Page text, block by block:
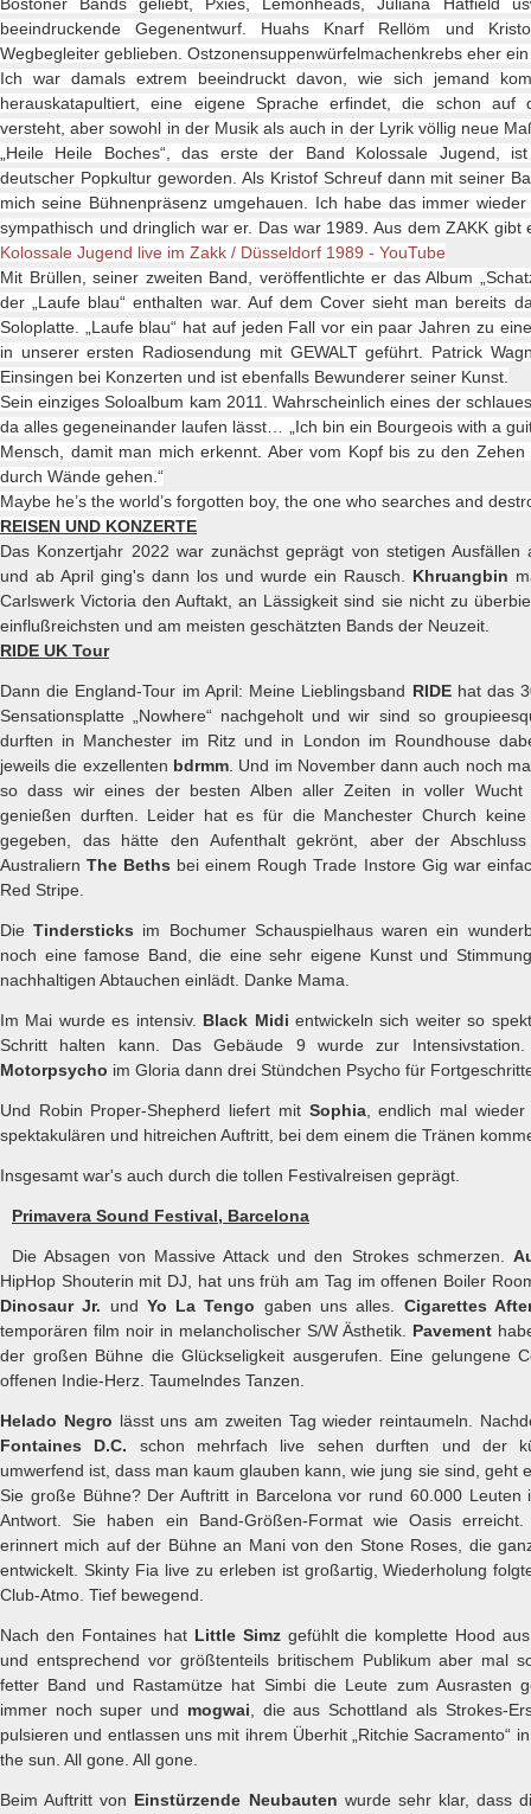
Bostoner Bands geliebt, Pxies, Lemonheads, Juliana Hatfield
beeindruckende Gegenentwurf. Huahs Knarf Rellöm und
Wegbegleiter geblieben. Ostzonensuppenwürfelmachenkrebs eher
Ich war damals extrem beeindruckt davon, wie sich jemand
herauskatapultiert, eine eigene Sprache erfindet, die schon auf
versteht, aber sowohl in der Musik als auch in der Lyrik völlig neue
„Heile Heile Boches“, das erste der Band Kolossale Jugend,
deutscher Popkultur geworden. Als Kristof Schreuf dann mit seiner
mich seine Bühnenpräsenz umgehauen. Ich habe das immer
sympathisch und dringlich war er. Das war 1989. Aus dem ZAKK gibt
Kolossale Jugend live im Zakk / Düsseldorf 1989 - YouTube
Mit Brüllen, seiner zweiten Band, veröffentlichte er das Album
der „Laufe blau“ enthalten war. Auf dem Cover sieht man bereits
Soloplatte. „Laufe blau“ hat auf jeden Fall vor ein paar Jahren zu
in unserer ersten Radiosendung mit GEWALT geführt. Patrick
Einsingen bei Konzerten und ist ebenfalls Bewunderer seiner Kunst.
Sein einziges Soloalbum kam 2011. Wahrscheinlich eines der
da alles gegeneinander laufen lässt… „Ich bin ein Bourgeois with a
Mensch, damit man mich erkennt. Aber vom Kopf bis zu den
durch Wände gehen.“
Maybe he’s the world’s forgotten boy, the one who searches and
REISEN UND KONZERTE
Das Konzertjahr 2022 war zunächst geprägt von stetigen Ausfällen
und ab April ging's dann los und wurde ein Rausch. Khruangbin
Carlswerk Victoria den Auftakt, an Lässigkeit sind sie nicht zu
einflußreichsten und am meisten geschätzten Bands der Neuzeit.
RIDE UK Tour
Dann die England-Tour im April: Meine Lieblingsband RIDEhat das
Sensationsplatte „Nowhere“ nachgeholt und wir sind so
durften in Manchester im Ritz und in London im Roundhouse
jeweils die exzellenten bdrmm. Und im November dann auch noch
so dass wir eines der besten Alben aller Zeiten in voller Wucht
genießen durften. Leider hat es für die Manchester Church
gegeben, das hätte den Aufenthalt gekrönt, aber der
AustraliernThe Beths bei einem Rough Trade Instore Gig war
Red Stripe.
DieTindersticks im Bochumer Schauspielhaus waren ein
noch eine famose Band, die eine sehr eigene Kunst und
nachhaltigen Abtauchen einlädt. Danke Mama.
Im Mai wurde es intensiv. Black Midi entwickeln sich weiter so
Schritt halten kann. Das Gebäude 9 wurde zur
Motorpsycho im Gloria dann drei Stündchen Psycho für
Und Robin Proper-Shepherd liefert mit Sophia, endlich mal
spektakulären und hitreichen Auftritt, bei dem einem die Tränen
Insgesamt war's auch durch die tollen Festivalreisen geprägt.
Primavera Sound Festival, Barcelona
Die Absagen von Massive Attack und den Strokes schmerzen.
HipHop Shouterin mit DJ, hat uns früh am Tag im offenen Boiler
Dinosaur Jr. und Yo La Tengo gaben uns alles. Cigarettes
temporären film noir in melancholischer S/W Ästhetik. Pavement
der großen Bühne die Glückseligkeit ausgerufen. Eine gelungene
offenen Indie-Herz. Taumelndes Tanzen.
Helado Negro lässt uns am zweiten Tag wieder reintaumeln.
Fontaines D.C. schon mehrfach live sehen durften und der
umwerfend ist, dass man kaum glauben kann, wie jung sie sind, geht
Sie große Bühne? Der Auftritt in Barcelona vor rund 60.000 Leuten
Antwort. Sie haben ein Band-Größen-Format wie Oasis
erinnert mich auf der Bühne an Mani von den Stone Roses, die
entwickelt. Skinty Fia live zu erleben ist großartig, Wiederholung
Club-Atmo. Tief bewegend.
Nach den Fontaines hat Little Simzgefühlt die komplette Hood
und entsprechend vor größtenteils britischem Publikum aber mal
fetter Band und Rastamütze hat Simbi die Leute zum Ausrasten
immer noch super und mogwai, die aus Schottland als Strokes-
pulsieren und entlassen uns mit ihrem Überhit „Ritchie Sacramento“
the sun. All gone. All gone.
Beim Auftritt von Einstürzende Neubauten wurde sehr klar, dass